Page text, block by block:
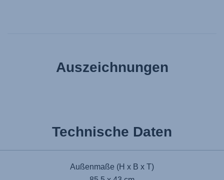
Auszeichnungen
Technische Daten
Außenmaße (H x B x T)